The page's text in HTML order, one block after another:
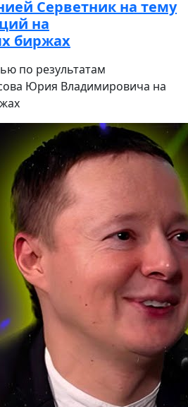
Серветник на тему
на
биржах
по результатам
Юрия Владимировича на